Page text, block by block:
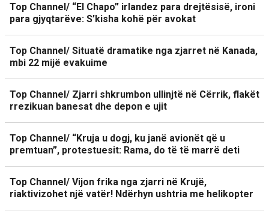
Top Channel/ “El Chapo” irlandez para drejtësisë, ironi
para gjyqtarëve: S’kisha kohë për avokat
Top Channel/ Situatë dramatike nga zjarret në Kanada,
mbi 22 mijë evakuime
Top Channel/ Zjarri shkrumbon ullinjtë në Cërrik, flakët
rrezikuan banesat dhe depon e ujit
Top Channel/ “Kruja u dogj, ku janë avionët që u
premtuan”, protestuesit: Rama, do të të marrë deti
Top Channel/ Vijon frika nga zjarri në Krujë,
riaktivizohet një vatër! Ndërhyn ushtria me helikopter